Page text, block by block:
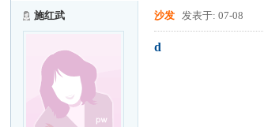
施红武 沙发 发表于: 07-08
d